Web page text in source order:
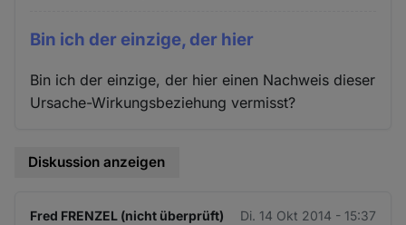
Bin ich der einzige, der hier
Bin ich der einzige, der hier einen Nachweis dieser
Ursache-Wirkungsbeziehung vermisst?
Diskussion anzeigen
Fred FRENZEL (nicht überprüft) Di. 14 Okt 2014 - 15:37